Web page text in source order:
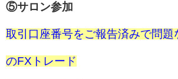
⑤サロン参加
取引口座番号をご報告済みで問題
のFXトレード